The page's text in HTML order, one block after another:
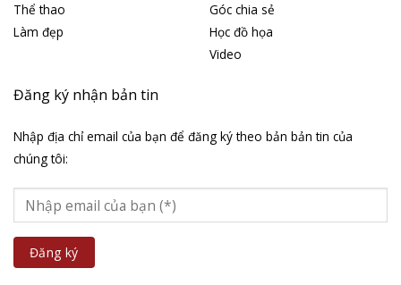
Thể thao
Làm đẹp
Góc chia sẻ
Học đồ họa
Video
Đăng ký nhận bản tin
Nhập địa chỉ email của bạn để đăng ký theo bản bản tin của
chúng tôi: